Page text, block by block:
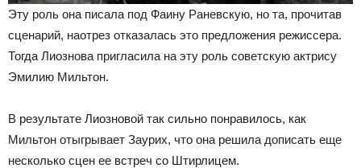
Эту роль она писала под Фаину Раневскую, но та, прочитав
сценарий, наотрез отказалась это предложения режиссера.
Тогда Лиознова пригласила на эту роль советскую актрису
Эмилию Мильтон.
В результате Лиозновой так сильно понравилось, как
Мильтон отыгрывает Заурих, что она решила дописать еще
несколько сцен ее встреч со Штирлицем.